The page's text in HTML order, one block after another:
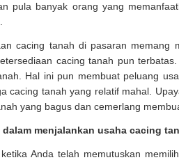
pula banyak orang yang
cacing tanah di pasaran memang
cacing tanah pun
Hal ini pun membuat peluang
cacing tanah yang relatif mahal.
yang bagus dan cemerlang
dalam menjalankan usaha cacing
Anda telah memutuskan